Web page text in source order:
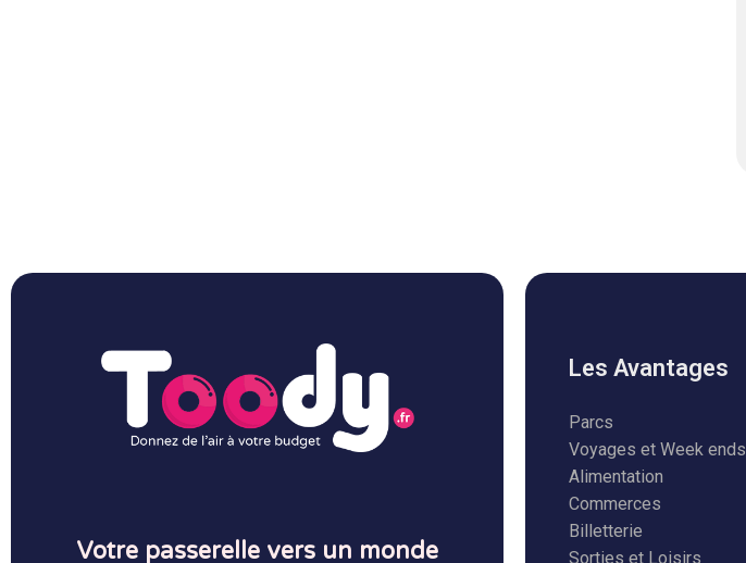
Votre passerelle vers un monde
Les Avantages
Parcs
Voyages et Week ends
Alimentation
Commerces
Billetterie
Sorties et Loisirs